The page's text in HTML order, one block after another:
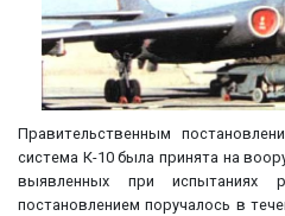
Правительственным
система К-10 была принята на
выявленных при
постановлением поручалось в